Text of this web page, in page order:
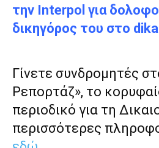
την Interpol για
δικηγόρος του στο
Γίνετε συνδρομητές
Ρεπορτάζ», το
περιοδικό για τη
περισσότερες